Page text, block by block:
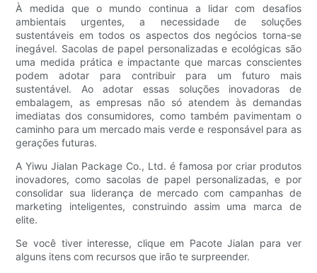
À medida que o mundo continua a lidar com desafios
ambientais urgentes, a necessidade de soluções
sustentáveis ​​em todos os aspectos dos negócios torna-se
inegável. Sacolas de papel personalizadas e ecológicas são
uma medida prática e impactante que marcas conscientes
podem adotar para contribuir para um futuro mais
sustentável. Ao adotar essas soluções inovadoras de
embalagem, as empresas não só atendem às demandas
imediatas dos consumidores, como também pavimentam o
caminho para um mercado mais verde e responsável para as
gerações futuras.
A Yiwu Jialan Package Co., Ltd. é famosa por criar produtos
inovadores, como sacolas de papel personalizadas, e por
consolidar sua liderança de mercado com campanhas de
marketing inteligentes, construindo assim uma marca de
elite.
Se você tiver interesse, clique em Pacote Jialan para ver
alguns itens com recursos que irão te surpreender.